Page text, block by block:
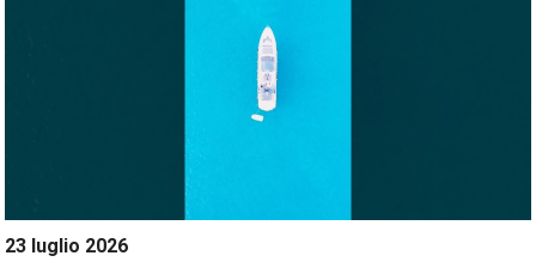
23 luglio 2026